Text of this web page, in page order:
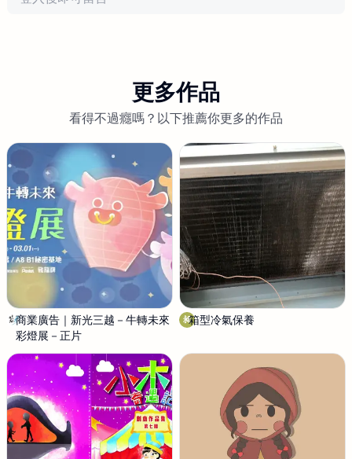
更多作品
看得不過癮嗎？以下推薦你更多的作品
若
水
影
有
限
公
司
商業廣告｜新光三越－牛轉未來
彩燈展－正片
昶 昶
空
箱型冷氣保養